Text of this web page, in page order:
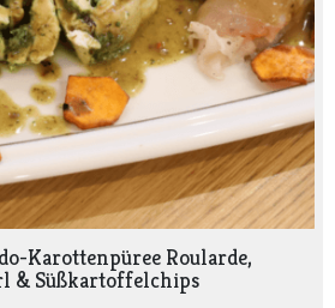
Karottenpüree Roularde,
& Süßkartoffelchips